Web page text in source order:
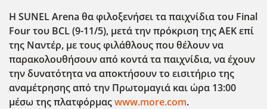
Η SUNELArena θα φιλοξενήσει τα παιχνίδια του Final
Fourτου BCL(9-11/5), μετά την πρόκριση της ΑΕΚ επί
της Ναντέρ, με τους φιλάθλους που θέλουν να
παρακολουθήσουν από κοντά τα παιχνίδια, να έχουν
την δυνατότητα να αποκτήσουν το εισιτήριο της
αναμέτρησης από την Πρωτομαγιά και ώρα 13:00
μέσω της πλατφόρμαςwww.more.com.